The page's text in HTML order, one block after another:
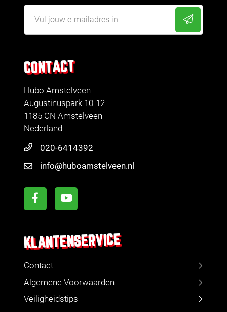
CONTACT
Hubo Amstelveen
Augustinuspark 10-12
1185 CN Amstelveen
Nederland
020-6414392
info@huboamstelveen.nl
KLANTENSERVICE
Contact
Algemene Voorwaarden
Veiligheidstips